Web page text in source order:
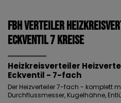
FBH Verteiler
Eckventil 7 Kreise
Heizkreisverteiler
Eckventil - 7-fach
Der Heizverteiler 7-fach - komplett
Durchflussmesser, Kugelhähne,